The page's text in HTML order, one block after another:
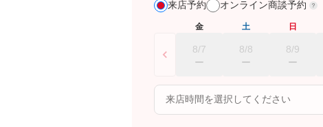
来店予約 オンライン商談予約
金
8/7
土
8/8
日
8/9